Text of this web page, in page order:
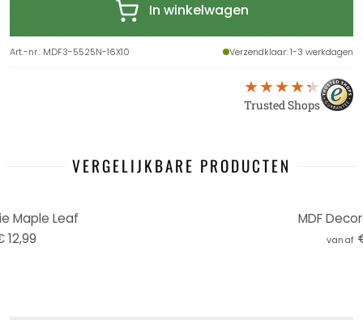
In winkelwagen
Art.-nr.: MDF3-5525N-16X10 Verzendklaar: 1-3 werkdagen
Trusted Shops
VERGELIJKBARE PRODUCTEN
Maple Leaf
12,99
MDF
vanaf